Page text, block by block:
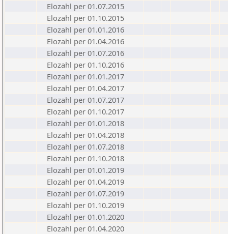
Elozahl per 01.07.2015
Elozahl per 01.10.2015
Elozahl per 01.01.2016
Elozahl per 01.04.2016
Elozahl per 01.07.2016
Elozahl per 01.10.2016
Elozahl per 01.01.2017
Elozahl per 01.04.2017
Elozahl per 01.07.2017
Elozahl per 01.10.2017
Elozahl per 01.01.2018
Elozahl per 01.04.2018
Elozahl per 01.07.2018
Elozahl per 01.10.2018
Elozahl per 01.01.2019
Elozahl per 01.04.2019
Elozahl per 01.07.2019
Elozahl per 01.10.2019
Elozahl per 01.01.2020
Elozahl per 01.04.2020